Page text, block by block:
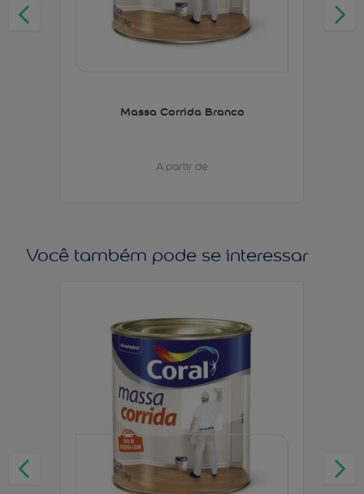
Massa Corrida Branco
A partir de
Você também pode se interessar